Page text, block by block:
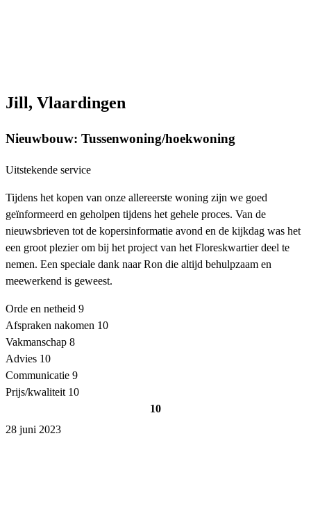
Jill, Vlaardingen
Nieuwbouw: Tussenwoning/hoekwoning
Uitstekende service
Tijdens het kopen van onze allereerste woning zijn we goed
geïnformeerd en geholpen tijdens het gehele proces. Van de
nieuwsbrieven tot de kopersinformatie avond en de kijkdag was het
een groot plezier om bij het project van het Floreskwartier deel te
nemen. Een speciale dank naar Ron die altijd behulpzaam en
meewerkend is geweest.
Orde en netheid 9
Afspraken nakomen 10
Vakmanschap 8
Advies 10
Communicatie 9
Prijs/kwaliteit 10
10
28 juni 2023